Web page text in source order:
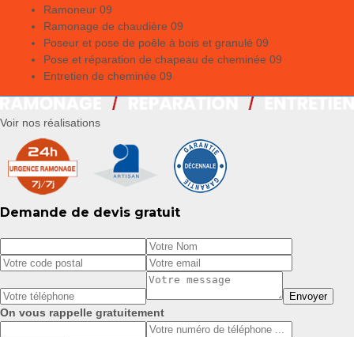
Ramoneur 09
Ramonage de chaudière 09
Poseur et pose de poêle à bois et granulé 09
Pose et réparation de chapeau de cheminée 09
Entretien de cheminée 09
Voir nos réalisations
Demande de devis gratuit
On vous rappelle gratuitement